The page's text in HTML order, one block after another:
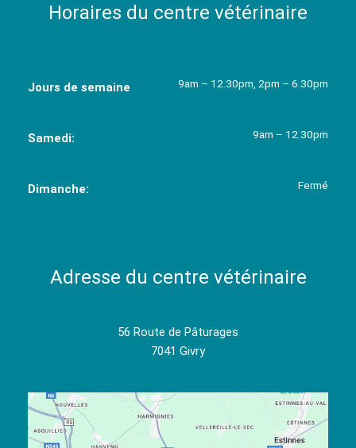
Horaires du centre vétérinaire
Jours de semaine 9am – 12.30pm, 2pm – 6.30pm
Samedi: 9am – 12.30pm
Dimanche: Fermé
Adresse du centre vétérinaire
56 Route de Pâturages
7041 Givry